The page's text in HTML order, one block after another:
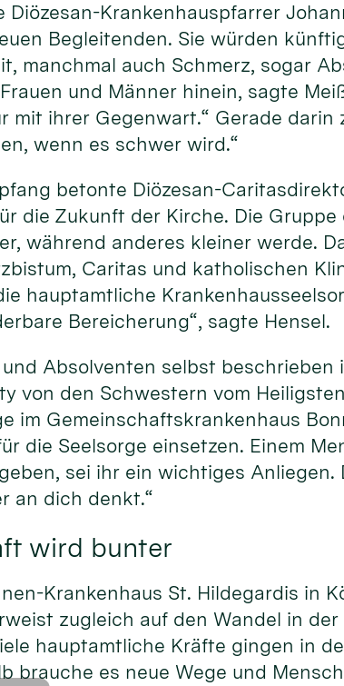
Krankenhauspfarrer
Begleitenden. Sie würden
manchmal auch Schmerz, sogar
und Männer hinein, sagte
mit ihrer Gegenwart.“ Gerade
wenn es schwer wird.“
betonte Diözesan-
die Zukunft der Kirche. Die
während anderes kleiner werde.
Caritas und katholischen
hauptamtliche
Bereicherung“, sagte Hensel.
Absolventen selbst beschrieben
von den Schwestern vom
im Gemeinschaftskrankenhaus
die Seelsorge einsetzen. Einem
sei ihr ein wichtiges Anliegen.
an dich denkt.“
wird bunter
Krankenhaus St. Hildegardis in
zugleich auf den Wandel in der
hauptamtliche Kräfte gingen in
brauche es neue Wege und